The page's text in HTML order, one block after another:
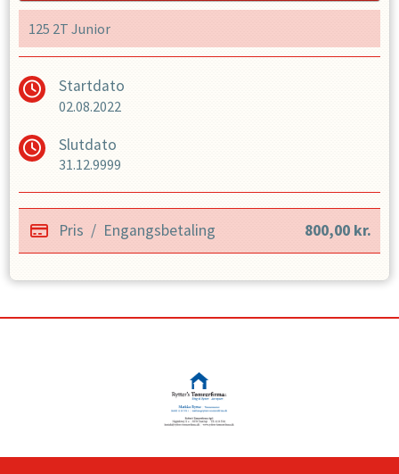
· A-Open 125 – 250F(Aldersgrænse 14år)
· Old Boys 36+ (Aldersgrænse mindst 36år)
· Old Boys 46+ (Aldersgrænse mindst 46år)
125 2T Junior
Startdato
02.08.2022
Slutdato
31.12.9999
Pris / Engangsbetaling 800,00 kr.